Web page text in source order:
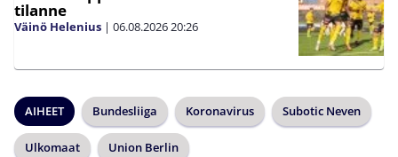
tilanne
Väinö Helenius | 06.08.202620:26
AIHEET Bundesliiga Koronavirus Subotic Neven
Ulkomaat Union Berlin